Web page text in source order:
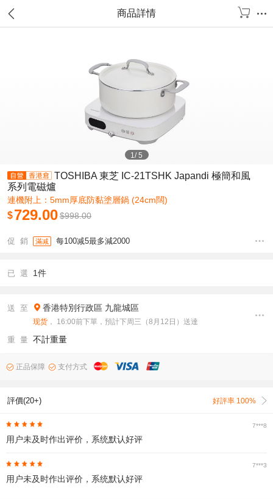
商品詳情
1/5
TOSHIBA 東芝 IC-21TSHK Japandi 極簡和風
系列電磁爐
連機附上：5mm厚底防黏塗層鍋 (24cm闊)
$729.00$998.00
促 銷 滿减 每100减5最多減2000
已 選 1件
送 至 香港特別行政區 九龍城區
现货 ， 16:00前下單，預計下周三（8月12日）送達
重 量 不計重量
正品保障 支付方式
評價(20+) 好評率 100%
7***8
用户未及时作出评价，系统默认好评
7***3
用户未及时作出评价，系统默认好评